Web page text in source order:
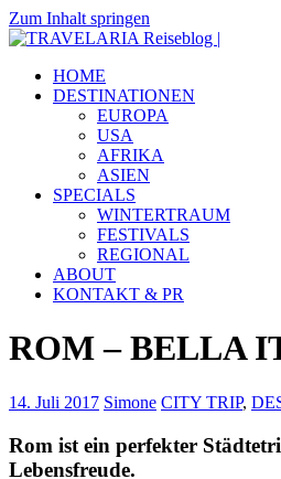
Zum Inhalt springen
TRAVELARIA
Reiseblog
Dein
Reiseblog
Reiseberichten
Insidertipps
Destinationen.
HOME
DESTINATIONEN
EUROPA
USA
AFRIKA
ASIEN
SPECIALS
WINTERTRAUM
FESTIVALS
REGIONAL
ABOUT
KONTAKT & PR
ROM – BELLA
14. Juli 2017 Simone CITY TRIP,
Rom ist ein perfekter
Lebensfreude.